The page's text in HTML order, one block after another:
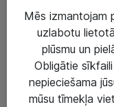
Mēs izmantojam
uzlabotu
plūsmu un
Obligātie
nepieciešama
mūsu tīmekļa